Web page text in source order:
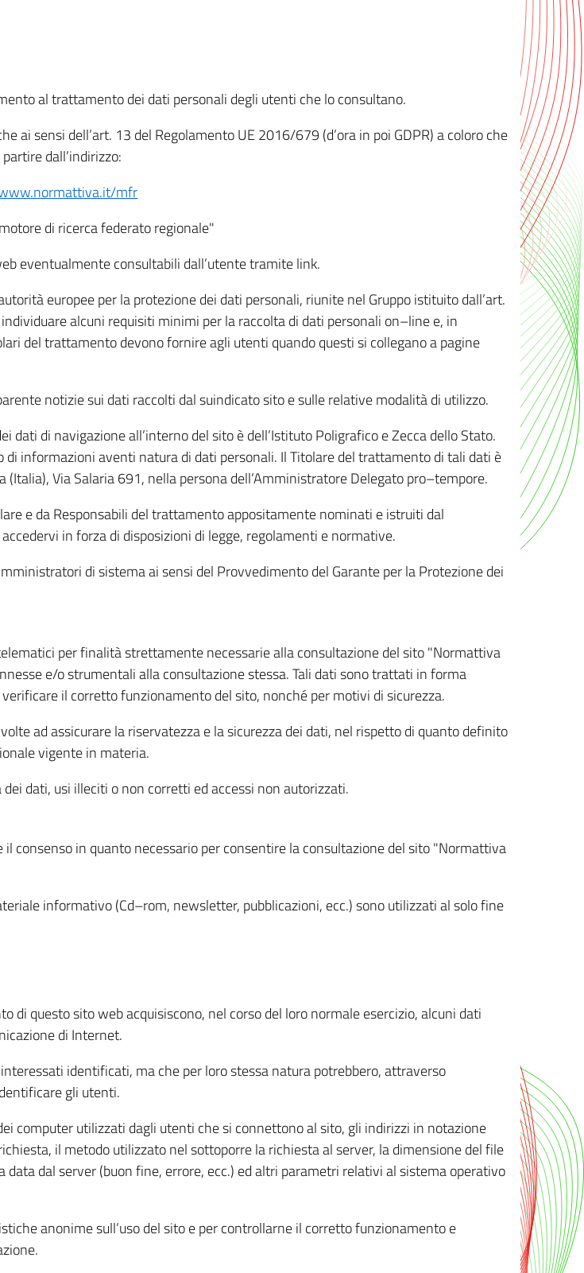
al trattamento dei dati personali degli utenti che lo consultano.
ai sensi dell’art. 13 del Regolamento UE 2016/679 (d’ora in poi GDPR) a coloro che
dall’indirizzo:
mfr
di ricerca federato regionale"
eventualmente consultabili dall’utente tramite link.
europee per la protezione dei dati personali, riunite nel Gruppo istituito dall’art.
alcuni requisiti minimi per la raccolta di dati personali on–line e, in
del trattamento devono fornire agli utenti quando questi si collegano a pagine
notizie sui dati raccolti dal suindicato sito e sulle relative modalità di utilizzo.
di navigazione all’interno del sito è dell’Istituto Poligrafico e Zecca dello Stato.
informazioni aventi natura di dati personali. Il Titolare del trattamento di tali dati è
(Italia), Via Salaria 691, nella persona dell’Amministratore Delegato pro–tempore.
e da Responsabili del trattamento appositamente nominati e istruiti dal
in forza di disposizioni di legge, regolamenti e normative.
di sistema ai sensi del Provvedimento del Garante per la Protezione dei
per finalità strettamente necessarie alla consultazione del sito "Normattiva
e/o strumentali alla consultazione stessa. Tali dati sono trattati in forma
il corretto funzionamento del sito, nonché per motivi di sicurezza.
ad assicurare la riservatezza e la sicurezza dei dati, nel rispetto di quanto definito
vigente in materia.
dati, usi illeciti o non corretti ed accessi non autorizzati.
consenso in quanto necessario per consentire la consultazione del sito "Normattiva
informativo (Cd–rom, newsletter, pubblicazioni, ecc.) sono utilizzati al solo fine
questo sito web acquisiscono, nel corso del loro normale esercizio, alcuni dati
di Internet.
identificati, ma che per loro stessa natura potrebbero, attraverso
gli utenti.
computer utilizzati dagli utenti che si connettono al sito, gli indirizzi in notazione
il metodo utilizzato nel sottoporre la richiesta al server, la dimensione del file
dal server (buon fine, errore, ecc.) ed altri parametri relativi al sistema operativo
anonime sull’uso del sito e per controllarne il corretto funzionamento e